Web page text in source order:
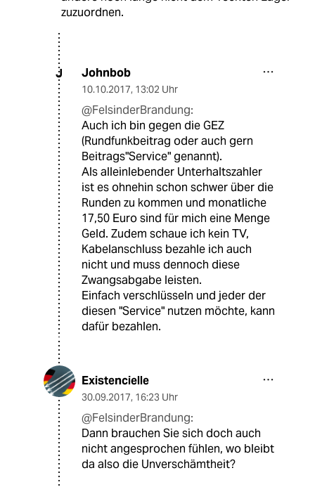
zuzuordnen.
J Johnbob
10.10.2017, 13:02 Uhr
@FelsinderBrandung:
Auch ich bin gegen die GEZ
(Rundfunkbeitrag oder auch gern
Beitrags"Service" genannt).
Als alleinlebender Unterhaltszahler
ist es ohnehin schon schwer über die
Runden zu kommen und monatliche
17,50 Euro sind für mich eine Menge
Geld. Zudem schaue ich kein TV,
Kabelanschluss bezahle ich auch
nicht und muss dennoch diese
Zwangsabgabe leisten.
Einfach verschlüsseln und jeder der
diesen "Service" nutzen möchte, kann
dafür bezahlen.
Existencielle
30.09.2017, 16:23 Uhr
@FelsinderBrandung:
Dann brauchen Sie sich doch auch
nicht angesprochen fühlen, wo bleibt
da also die Unverschämtheit?